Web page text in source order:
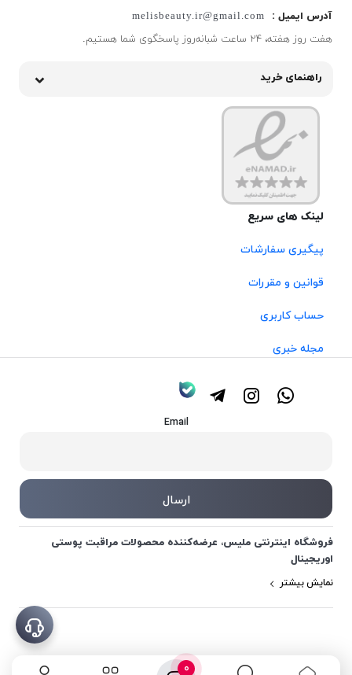
0
آدرس ایمیل :
melisbeauty.ir@gmail.com
هفت روز هفته، ۲۴ ساعت شبانه‌روز پاسخگوی شما هستیم.
راهنمای خرید
لینک های سریع
پیگیری سفارشات
قوانین و مقررات
حساب کاربری
مجله خبری
Email
فروشگاه اینترنتی ملیس، عرضه‌کننده محصولات مراقبت پوستی
اوریجینال
نمایش بیشتر